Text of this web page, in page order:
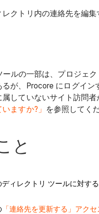
クトリ内の連絡先を編集
ルの一部は、プロジェ
が、Procore にログイ
していないサイト訪問
ますか?」 を参照してく
と
ィレクトリ ツールに対す
「連絡先を更新する」アク